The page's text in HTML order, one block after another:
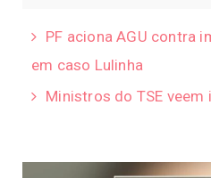
PF aciona AGU contra
em caso Lulinha
Ministros do TSE